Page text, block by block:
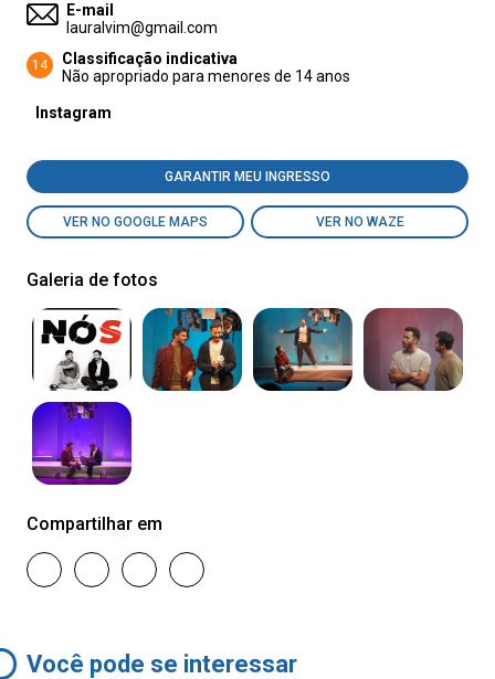
E-mail
lauralvim@gmail.com
14
Classificação indicativa
Não apropriado para menores de 14 anos
Instagram
GARANTIR MEU INGRESSO
VER NO GOOGLE MAPS VER NO WAZE
Galeria de fotos
Compartilhar em
Você pode se interessar